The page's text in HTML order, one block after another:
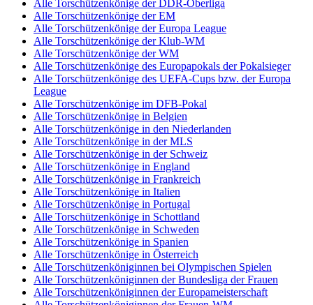
Alle Torschützenkönige der DDR-Oberliga
Alle Torschützenkönige der EM
Alle Torschützenkönige der Europa League
Alle Torschützenkönige der Klub-WM
Alle Torschützenkönige der WM
Alle Torschützenkönige des Europapokals der Pokalsieger
Alle Torschützenkönige des UEFA-Cups bzw. der Europa
League
Alle Torschützenkönige im DFB-Pokal
Alle Torschützenkönige in Belgien
Alle Torschützenkönige in den Niederlanden
Alle Torschützenkönige in der MLS
Alle Torschützenkönige in der Schweiz
Alle Torschützenkönige in England
Alle Torschützenkönige in Frankreich
Alle Torschützenkönige in Italien
Alle Torschützenkönige in Portugal
Alle Torschützenkönige in Schottland
Alle Torschützenkönige in Schweden
Alle Torschützenkönige in Spanien
Alle Torschützenkönige in Österreich
Alle Torschützenköniginnen bei Olympischen Spielen
Alle Torschützenköniginnen der Bundesliga der Frauen
Alle Torschützenköniginnen der Europameisterschaft